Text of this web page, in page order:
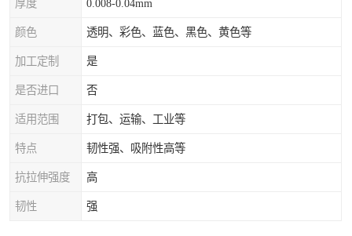
厚度 0.008-0.04mm
颜色 透明、彩色、蓝色、黑色、黄色等
加工定制 是
是否进口 否
适用范围 打包、运输、工业等
特点 韧性强、吸附性高等
抗拉伸强度 高
韧性 强